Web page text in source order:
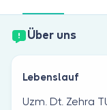
Über uns
Lebenslauf
Uzm. Dt. Zehra